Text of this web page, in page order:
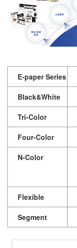
E-paper Series
Black&White
Tri-Color
Four-Color
N-Color
Flexible
Segment